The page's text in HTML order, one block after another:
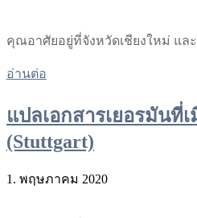
คุณอาศัยอยู่ที่จังหวัดเชียงใหม่ และ
อ่านต่อ
แปลเอกสารเยอรมันที่
(Stuttgart)
1. พฤษภาคม 2020